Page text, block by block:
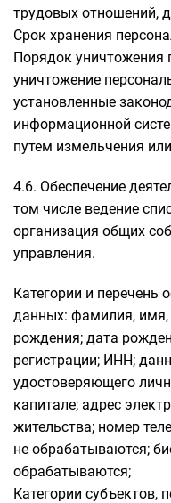
трудовых отношений,
Срок хранения
Порядок уничтожения
уничтожение
установленные
информационной
путем измельчения
4.6. Обеспечение
том числе ведение
организация общих
управления.
Категории и
данных: фамилия, имя,
рождения; дата
регистрации; ИНН;
удостоверяющего
капитале; адрес
жительства; номер
не обрабатываются;
обрабатываются;
Категории субъектов,